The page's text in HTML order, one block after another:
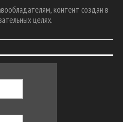
контент создан в
целях.